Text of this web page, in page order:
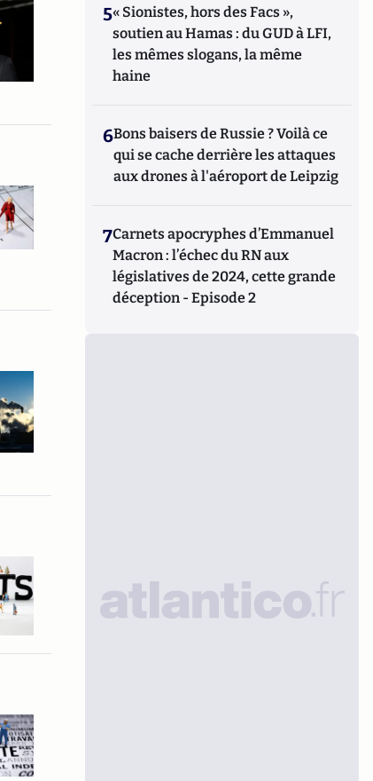
5« Sionistes, hors des Facs »,
soutien au Hamas : du GUD à LFI,
les mêmes slogans, la même
haine
6Bons baisers de Russie ? Voilà ce
qui se cache derrière les attaques
aux drones à l'aéroport de Leipzig
7Carnets apocryphes d’Emmanuel
Macron : l’échec du RN aux
législatives de 2024, cette grande
déception - Episode 2